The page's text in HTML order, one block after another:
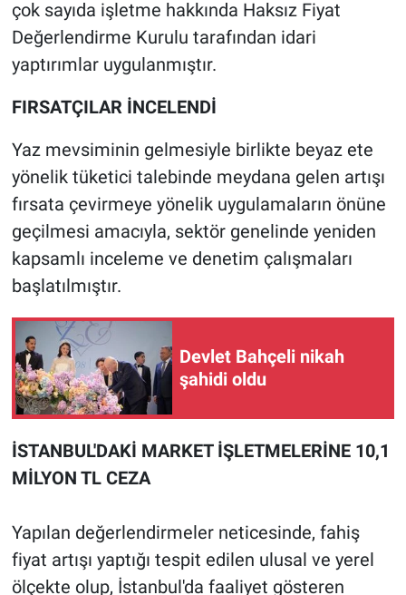
çok sayıda işletme hakkında Haksız Fiyat
Değerlendirme Kurulu tarafından idari
yaptırımlar uygulanmıştır.
FIRSATÇILAR İNCELENDİ
Yaz mevsiminin gelmesiyle birlikte beyaz ete
yönelik tüketici talebinde meydana gelen artışı
fırsata çevirmeye yönelik uygulamaların önüne
geçilmesi amacıyla, sektör genelinde yeniden
kapsamlı inceleme ve denetim çalışmaları
başlatılmıştır.
Devlet Bahçeli nikah
şahidi oldu
İSTANBUL'DAKİ MARKET İŞLETMELERİNE 10,1
MİLYON TL CEZA
Yapılan değerlendirmeler neticesinde, fahiş
fiyat artışı yaptığı tespit edilen ulusal ve yerel
ölçekte olup, İstanbul'da faaliyet gösteren